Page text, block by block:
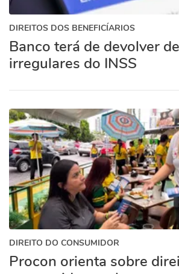
DIREITOS DOS BENEFICÍARIOS
Banco terá de devolver
irregulares do INSS
DIREITO DO CONSUMIDOR
Procon orienta sobre